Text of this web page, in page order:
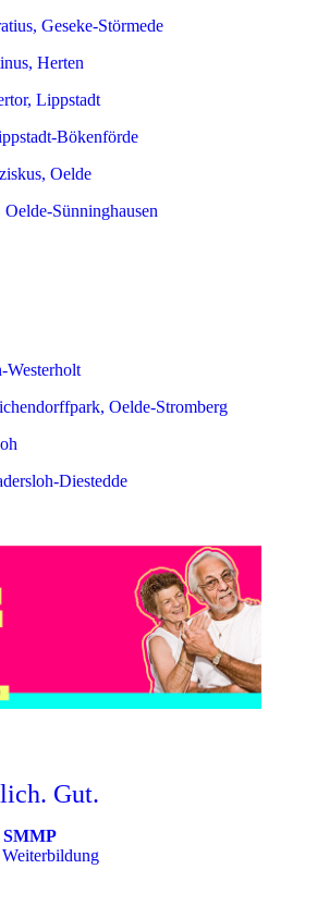
Geseke-Störmede
Herten
Lippstadt
Bökenförde
Oelde
Sünninghausen
Westerholt
Oelde-Stromberg
Diestedde
Gut.
SMMP